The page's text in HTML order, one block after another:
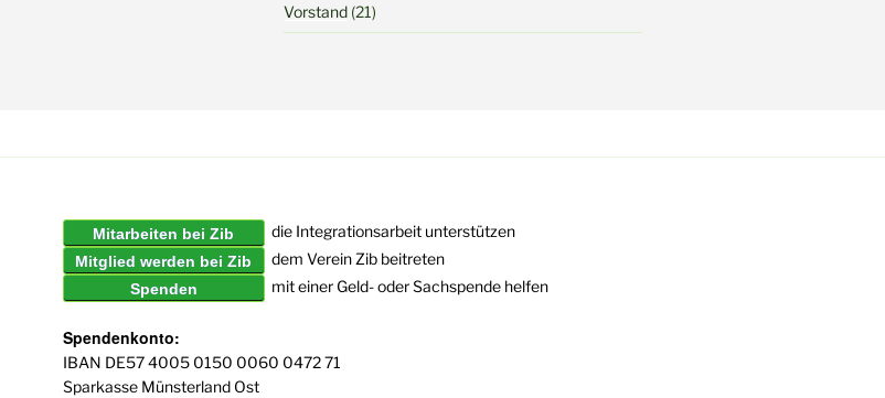
Vorstand(21)
Mitarbeiten bei Zib die Integrationsarbeit unterstützen
Mitglied werden bei Zib dem Verein Zib beitreten
Spenden mit einer Geld- oder Sachspende helfen
Spendenkonto:
IBAN DE57 4005 0150 0060 0472 71
Sparkasse Münsterland Ost